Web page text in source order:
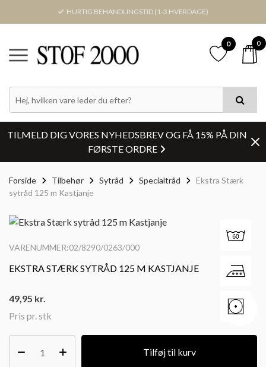
HURTIG BEHANDLINGSTID (1-3 HVERDAGE)
0 0
TILMELD DIG VORES NYHEDSBREV OG FÅ 15% PÅ DIN
FØRSTE ORDRE
Forside Tilbehør Sytråd Specialtråd
Ekstra Stærk
sytråd 125 m Kastjanje
VARENUMMER:02/8290/0263/000
EKSTRA STÆRK SYTRÅD 125 M KASTJANJE
Pris pr. stk
49,95 kr.
Tilføj til kurv